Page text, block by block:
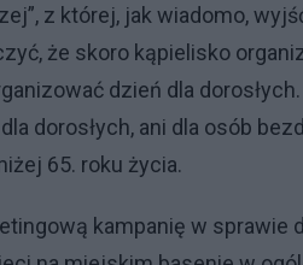
z której, jak wiadomo,
że skoro kąpielisko
dzień dla
dorosłych, ani dla osób
65. roku życia.
kampanię w sprawie